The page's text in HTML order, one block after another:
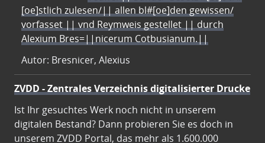
[oe]stlich zulesen/|| allen bl#[oe]den gewissen/
vorfasset || vnd Reymweis gestellet || durch
Alexium Bres=||nicerum Cotbusianum.||
Autor: Bresnicer, Alexius
ZVDD - Zentrales Verzeichnis digitalisierter Drucke
Ist Ihr gesuchtes Werk noch nicht in unserem
digitalen Bestand? Dann probieren Sie es doch in
unserem ZVDD Portal, das mehr als 1.600.000